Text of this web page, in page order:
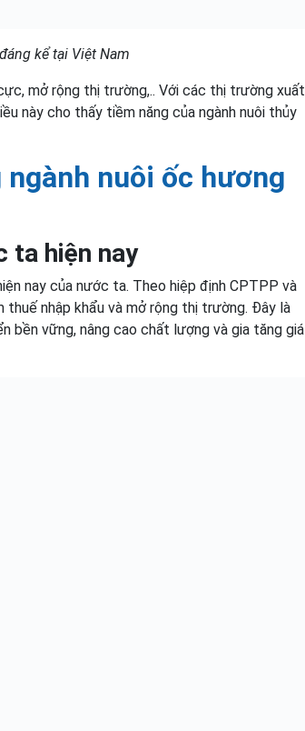
kể tại Việt Nam
mở rộng thị trường,.. Với các thị trường xuất
này cho thấy tiềm năng của ngành nuôi thủy
nuôi ốc hương
ta hiện nay
nay của nước ta. Theo hiệp định CPTPP và
nhập khẩu và mở rộng thị trường. Đây là
bền vững, nâng cao chất lượng và gia tăng giá